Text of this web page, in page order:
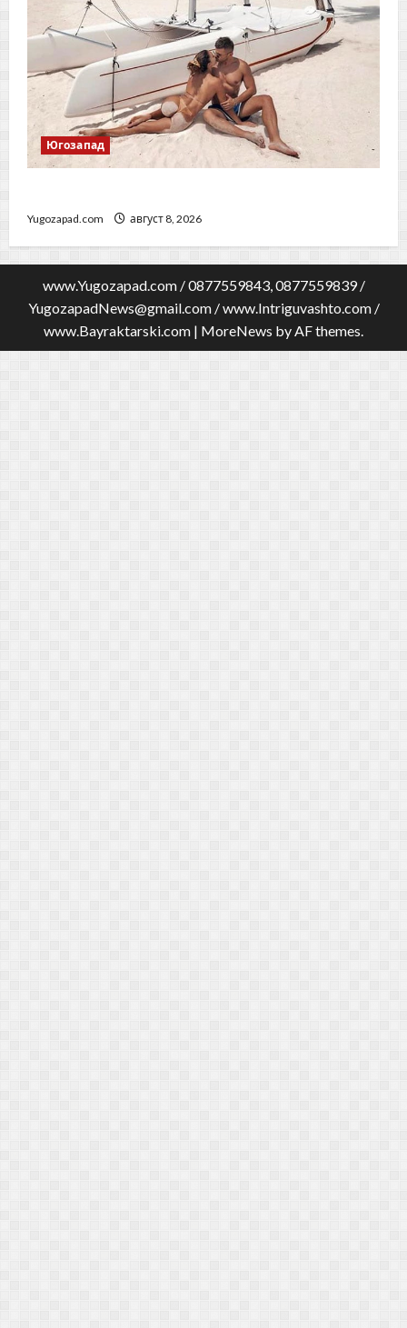
Югозапад
Yugozapad.com август 8, 2026
www.Yugozapad.com / 0877559843, 0877559839 /
YugozapadNews@gmail.com/ www.Intriguvashto.com /
www.Bayraktarski.com | MoreNews by AF themes.